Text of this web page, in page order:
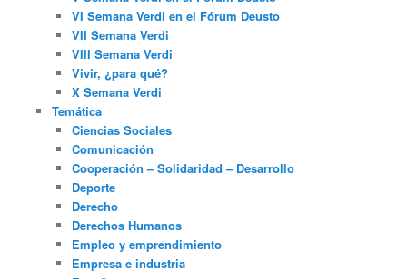
VI Semana Verdi en el Fórum Deusto
VII Semana Verdi
VIII Semana Verdi
Vivir, ¿para qué?
X Semana Verdi
Temática
Ciencias Sociales
Comunicación
Cooperación – Solidaridad – Desarrollo
Deporte
Derecho
Derechos Humanos
Empleo y emprendimiento
Empresa e industria